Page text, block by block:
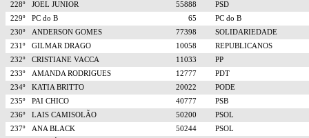
228º
JOEL JUNIOR 55888
PSD
229º
PC do B 65
PC do B
230º
ANDERSON GOMES 77398
SOLIDARIEDADE
231º
GILMAR DRAGO 10058
REPUBLICANOS
232º
CRISTIANE VACCA 11033
PP
233º
AMANDA RODRIGUES 12777
PDT
234º
KATIA BRITTO 20022
PODE
235º
PAI CHICO 40777
PSB
236º
LAIS CAMISOLÃO 50200
PSOL
237º
ANA BLACK 50244
PSOL